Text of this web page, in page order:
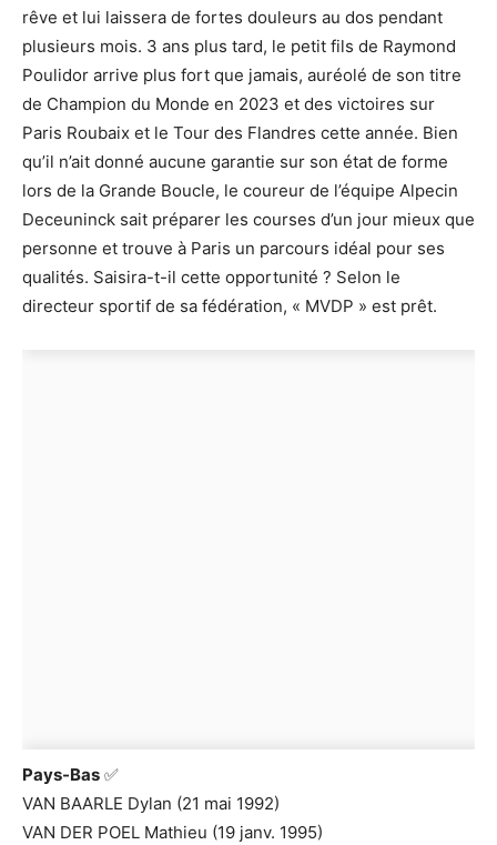
rêve et lui laissera de fortes douleurs au dos pendant
plusieurs mois. 3 ans plus tard, le petit fils de Raymond
Poulidor arrive plus fort que jamais, auréolé de son titre
de Champion du Monde en 2023 et des victoires sur
Paris Roubaix et le Tour des Flandres cette année. Bien
qu’il n’ait donné aucune garantie sur son état de forme
lors de la Grande Boucle, le coureur de l’équipe Alpecin
Deceuninck sait préparer les courses d’un jour mieux que
personne et trouve à Paris un parcours idéal pour ses
qualités. Saisira-t-il cette opportunité ? Selon le
directeur sportif de sa fédération, « MVDP » est prêt.
Pays-Bas ✅
VAN BAARLE Dylan (21 mai 1992)
VAN DER POEL Mathieu (19 janv. 1995)